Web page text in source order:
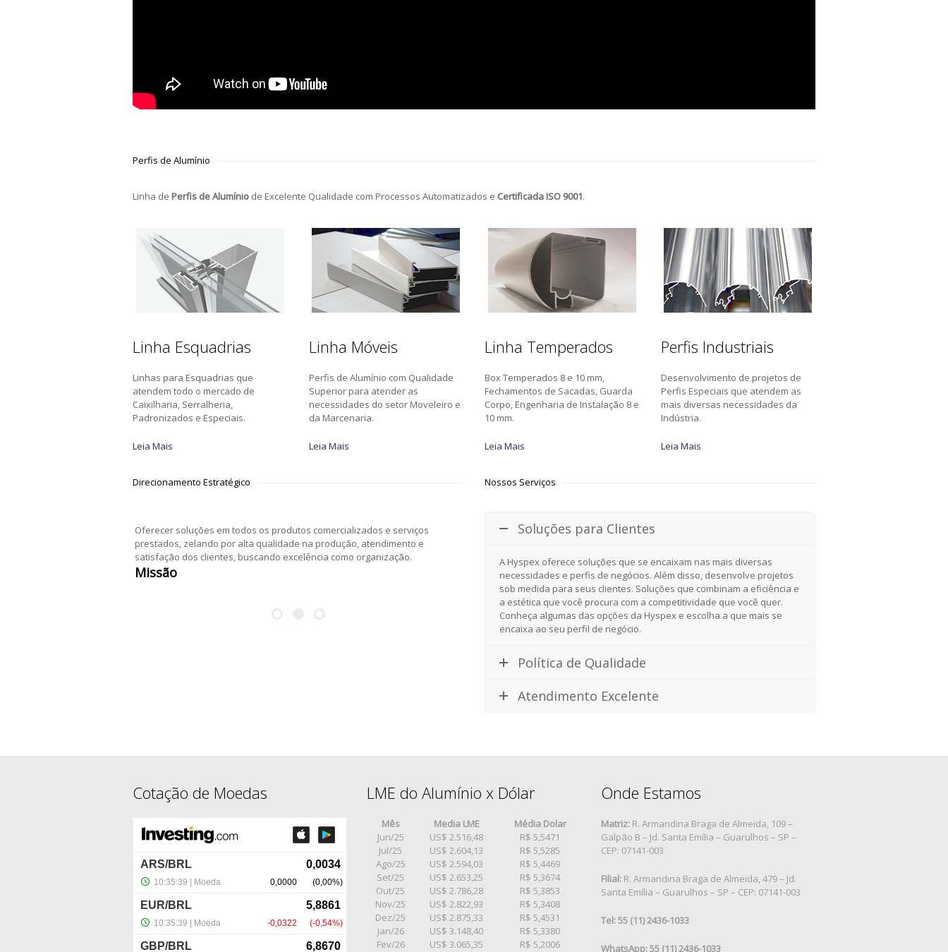
Perfis de Alumínio
Linha de Perfis de Alumínio de Excelente Qualidade com Processos Automatizados e Certificada ISO 9001.
Linha Esquadrias
Linhas para Esquadrias que
atendem todo o mercado de
Caixilharia, Serralheria,
Padronizados e Especiais.
Leia Mais
Linha Móveis
Perfis de Alumínio com Qualidade
Superior para atender as
necessidades do setor Moveleiro e
da Marcenaria.
Leia Mais
Linha Temperados
Box Temperados 8 e 10 mm,
Fechamentos de Sacadas, Guarda
Corpo, Engenharia de Instalação 8 e
10 mm.
Leia Mais
Perfis Industriais
Desenvolvimento de projetos de
Perfis Especiais que atendem as
mais diversas necessidades da
Indústria.
Leia Mais
Direcionamento Estratégico
Oferecer soluções em todos os produtos comercializados e serviços
prestados, zelando por alta qualidade na produção, atendimento e
satisfação dos clientes, buscando excelência como organização.
Missão
Nossos Serviços
Soluções para Clientes
A Hyspex oferece soluções que se encaixam nas mais diversas
necessidades e perfis de negócios. Além disso, desenvolve projetos
sob medida para seus clientes. Soluções que combinam a eficiência e
a estética que você procura com a competitividade que você quer.
Conheça algumas das opções da Hyspex e escolha a que mais se
encaixa ao seu perfil de negócio.
Política de Qualidade
Atendimento Excelente
Cotação de Moedas LME do Alumínio x Dólar
Mês Media LME
Média Dolar
Jun/25
US$ 2.516,48
R$ 5,5471
Jul/25
US$ 2.604,13
R$ 5,5285
Ago/25
US$ 2.594,03
R$ 5,4469
Set/25
US$ 2.653,25
R$ 5,3674
Out/25
US$ 2.786,28
R$ 5,3853
Nov/25
US$ 2.822,93
R$ 5,3408
Dez/25
US$ 2.875,33
R$ 5,4531
Jan/26
US$ 3.148,40
R$ 5,3380
Fev/26
US$ 3.065,35
R$ 5,2006
Onde Estamos
Matriz: R. Armandina Braga de Almeida, 109 –
Galpão B – Jd. Santa Emília – Guarulhos – SP –
CEP: 07141-003
Filial: R. Armandina Braga de Almeida, 479 – Jd.
Santa Emília – Guarulhos – SP – CEP: 07141-003
Tel: 55 (11) 2436-1033
WhatsApp: 55 (11) 2436-1033